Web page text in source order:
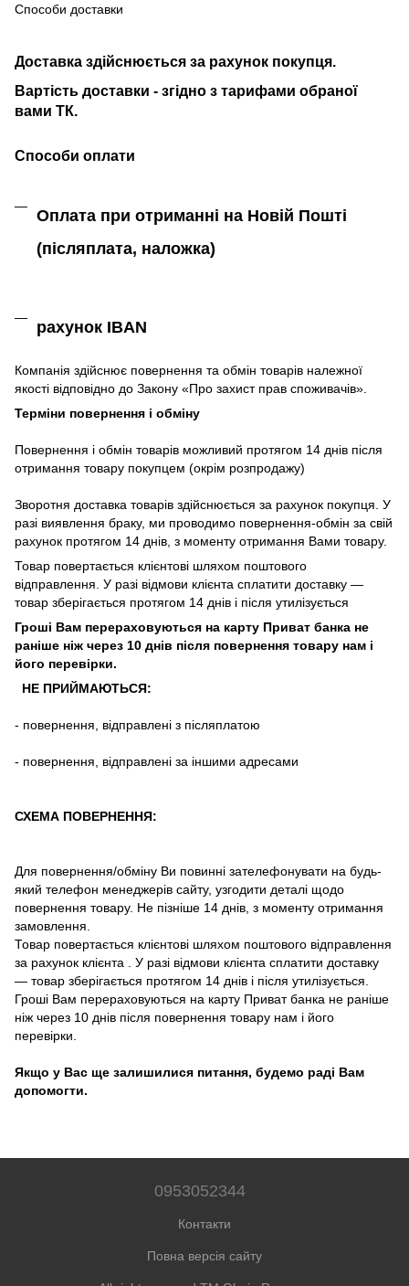
Способи доставки
Доставка здійснюється за рахунок покупця.
Вартість доставки - згідно з тарифами обраної
вами ТК.
Способи оплати
Оплата при отриманні на Новій Пошті
(післяплата, наложка)
рахунок IBAN
Компанія здійснює повернення та обмін товарів належної
якості відповідно до Закону «Про захист прав споживачів»
Терміни повернення і обміну
Повернення і обмін товарів можливий протягом 14 днів після
отримання товару покупцем (окрім розпродажу)
Зворотня доставка товарів здійснюється за рахунок покупця У
разі виявлення браку, ми проводимо повернення-обмін за свій
рахунок протягом 14 днів з моменту отримання Вами товару.
Товар повертається клієнтові шляхом поштового
відправлення. У разі відмови клієнта сплатити доставку ―
товар зберігається протягом 14 днів і після утилізується
Гроші Вам перераховуються на карту Приват банка не
раніше ніж через 10 днів після повернення товару нам і
його перевірки.
НЕ ПРИЙМАЮТЬСЯ:
- повернення відправлені з післяплатою
- повернення відправлені за іншими адресами
СХЕМА ПОВЕРНЕННЯ:
Для повернення/обміну Ви повинні зателефонувати на будь-
який телефон менеджерів сайту, узгодити деталі щодо
повернення товару. Не пізніше 14 днів, з моменту отримання
замовлення.
Товар повертається клієнтові шляхом поштового відправлення
за рахунок клієнта . У разі відмови клієнта сплатити доставку
― товар зберігається протягом 14 днів і після утилізується.
Гроші Вам перераховуються на карту Приват банка не раніше
ніж через 10 днів після повернення товару нам і його
перевірки.
Якщо у Вас ще залишилися питання, будемо раді Вам
допомогти.
0953052344
Контакти
Повна версія сайту